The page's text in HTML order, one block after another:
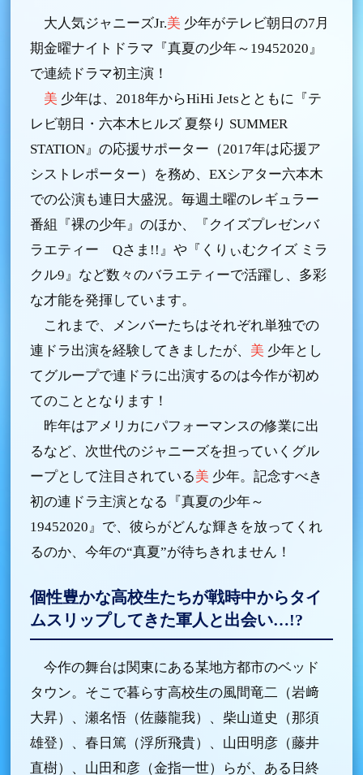
大人気ジャニーズJr.美 少年がテレビ朝日の7月
期金曜ナイトドラマ『真夏の少年～19452020』
で連続ドラマ初主演！
美 少年は、2018年からHiHi Jetsとともに『テ
レビ朝日・六本木ヒルズ 夏祭り SUMMER
STATION』の応援サポーター（2017年は応援ア
シストレポーター）を務め、EXシアター六本木
での公演も連日大盛況。毎週土曜のレギュラー
番組『裸の少年』のほか、『クイズプレゼンバ
ラエティー Qさま!!』や『くりぃむクイズ ミラ
クル9』など数々のバラエティーで活躍し、多彩
な才能を発揮しています。
これまで、メンバーたちはそれぞれ単独での
連ドラ出演を経験してきましたが、 美 少年とし
てグループで連ドラに出演するのは今作が初め
てのこととなります！
昨年はアメリカにパフォーマンスの修業に出
るなど、次世代のジャニーズを担っていくグル
ープとして注目されている美 少年。記念すべき
初の連ドラ主演となる『真夏の少年～
19452020』で、彼らがどんな輝きを放ってくれ
るのか、今年の“真夏”が待ちきれません！
個性豊かな高校生たちが戦時中からタイ
ムスリップしてきた軍人と出会い…!?
今作の舞台は関東にある某地方都市のベッド
タウン。そこで暮らす高校生の風間竜二（岩﨑
大昇）、瀬名悟（佐藤龍我）、柴山道史（那須
雄登）、春日篤（浮所飛貴）、山田明彦（藤井
直樹）、山田和彦（金指一世）らが、ある日終